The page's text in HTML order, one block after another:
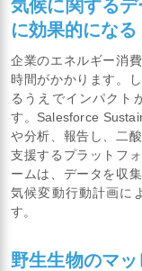
気候に関する
に効果的になる
企業のエネルギー消
時間がかかります。
るうえでインパクト
す。Salesforce
や分析、報告し、二
支援するプラットフ
ームは、データを収
気候変動行動計画に
す。
野生生物のマ